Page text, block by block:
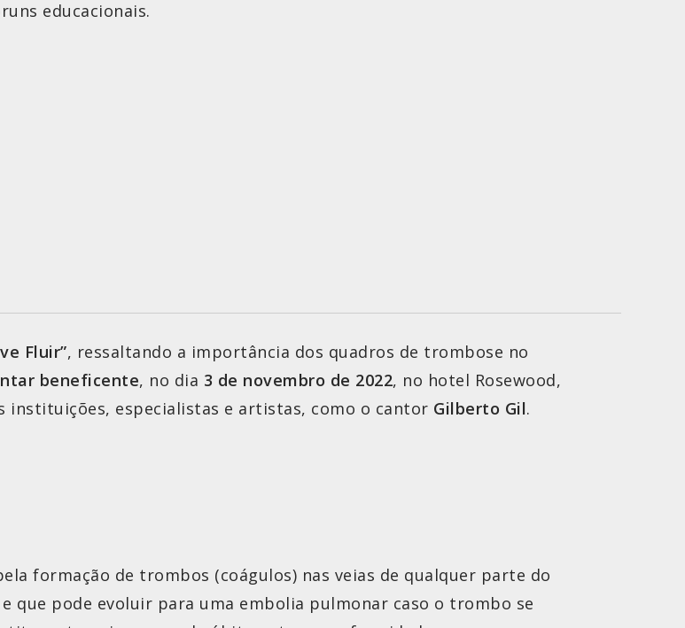
educacionais.
Fluir”, ressaltando a importância dos quadros de trombose no
beneficente, no dia 3 de novembro de 2022, no hotel Rosewood,
instituições, especialistas e artistas, como o cantor Gilberto Gil.
formação de trombos (coágulos) nas veias de qualquer parte do
que pode evoluir para uma embolia pulmonar caso o trombo se